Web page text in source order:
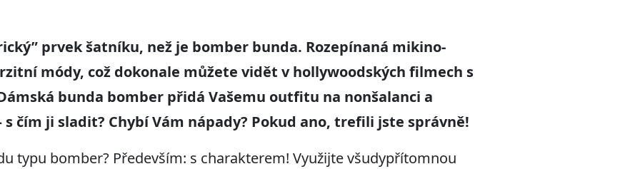
prvek šatníku, než je bomber bunda. Rozepínaná mikino-
módy, což dokonale můžete vidět v hollywoodských filmech s
bunda bomber přidá Vašemu outfitu na nonšalanci a
s čím ji sladit? Chybí Vám nápady? Pokud ano, trefili jste správně!
typu bomber? Především: s charakterem! Využijte všudypřítomnou